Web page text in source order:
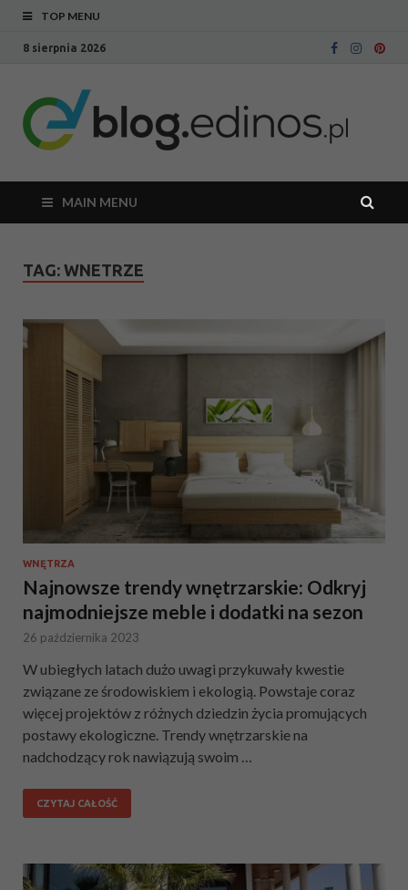
TOP MENU
8 sierpnia 2026
Edinos
MAIN MENU
TAG: WNETRZE
WNĘTRZA
Najnowsze trendy wnętrzarskie: Odkryj
najmodniejsze meble i dodatki na sezon
26 października 2023
W ubiegłych latach dużo uwagi przykuwały kwestie
związane ze środowiskiem i ekologią. Powstaje coraz
więcej projektów z różnych dziedzin życia promujących
postawy ekologiczne. Trendy wnętrzarskie na
nadchodzący rok nawiązują swoim …
CZYTAJ CAŁOŚĆ